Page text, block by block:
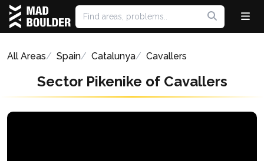
All Areas Spain Catalunya Cavallers
Sector Pikenike of Cavallers